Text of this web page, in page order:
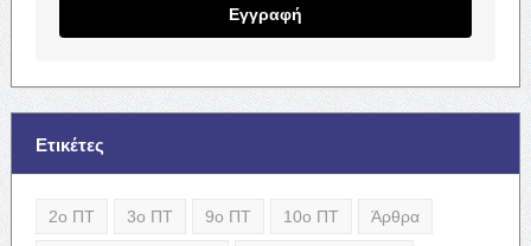
Εγγραφή
Ετικέτες
2ο ΠΤ 3ο ΠΤ 9ο ΠΤ 10ο ΠΤ Άρθρα